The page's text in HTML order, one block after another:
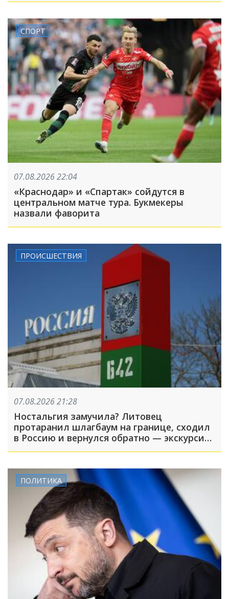
СПОРТ
07.08.2026 22:04
«Краснодар» и «Спартак» сойдутся в
центральном матче тура. Букмекеры
назвали фаворита
ПРОИСШЕСТВИЯ
07.08.2026 21:28
Ностальгия замучила? Литовец
протаранил шлагбаум на границе, сходил
в Россию и вернулся обратно — экскурсия
ПОЛИТИКА